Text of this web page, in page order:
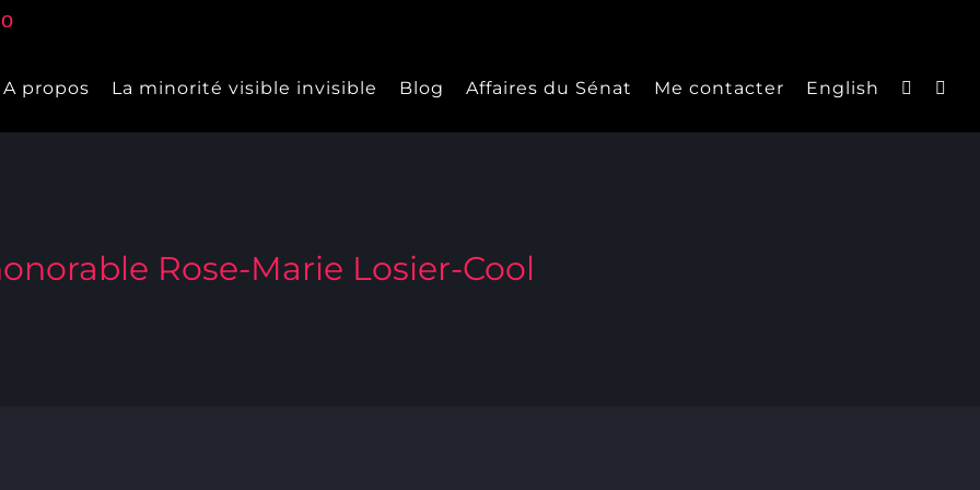
A propos La minorité visible invisible Blog Affaires du Sénat Me contacter English
Rose-Marie Losier-Cool